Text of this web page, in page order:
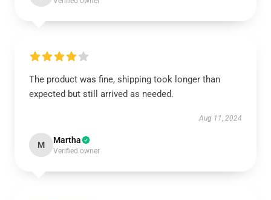
The product was fine, shipping took longer than
expected but still arrived as needed.
Aug 11, 2024
M Martha
Verified owner